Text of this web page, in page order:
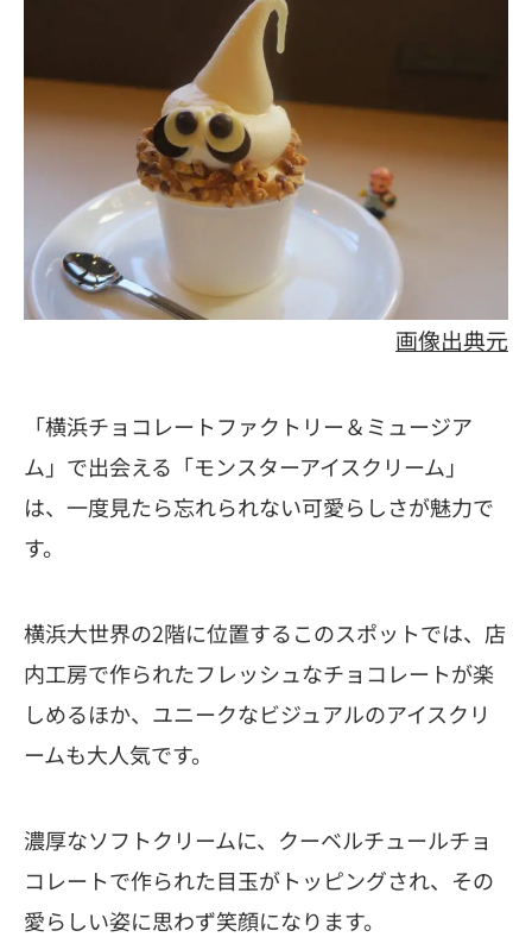
画像出典元
「横浜チョコレートファクトリー＆ミュージア
ム」で出会える「モンスターアイスクリーム」
は、一度見たら忘れられない可愛らしさが魅力で
す。
横浜大世界の2階に位置するこのスポットでは、店
内工房で作られたフレッシュなチョコレートが楽
しめるほか、ユニークなビジュアルのアイスクリ
ームも大人気です。
濃厚なソフトクリームに、クーベルチュールチョ
コレートで作られた目玉がトッピングされ、その
愛らしい姿に思わず笑顔になります。